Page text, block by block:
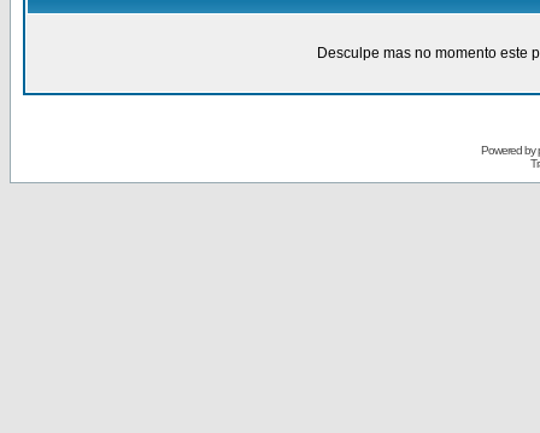
Desculpe mas no momento este
Powered by